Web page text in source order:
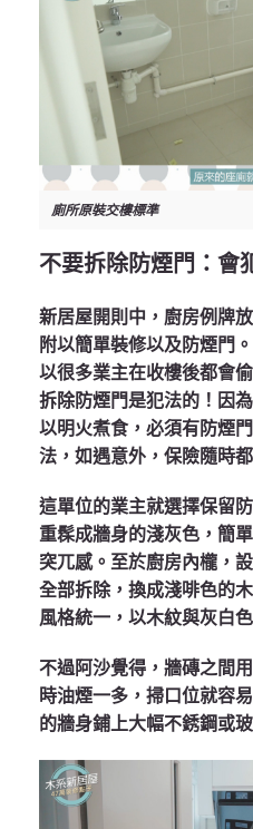
廁所原裝交樓標準
不要拆除防煙門：會
新居屋開則中，廚房例牌
附以簡單裝修以及防煙門
以很多業主在收樓後都會
拆除防煙門是犯法的！因
以明火煮食，必須有防煙
法，如遇意外，保險隨時
這單位的業主就選擇保留
重髹成牆身的淺灰色，簡
突兀感。至於廚房內櫳，
全部拆除，換成淺啡色的
風格統一，以木紋與灰白
不過阿沙覺得，牆磚之間
時油煙一多，掃口位就容
的牆身鋪上大幅不銹鋼或